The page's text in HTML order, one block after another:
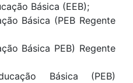
Básica (EEB);
Básica (PEB Regente
Básica PEB) Regente
Básica (PEB)